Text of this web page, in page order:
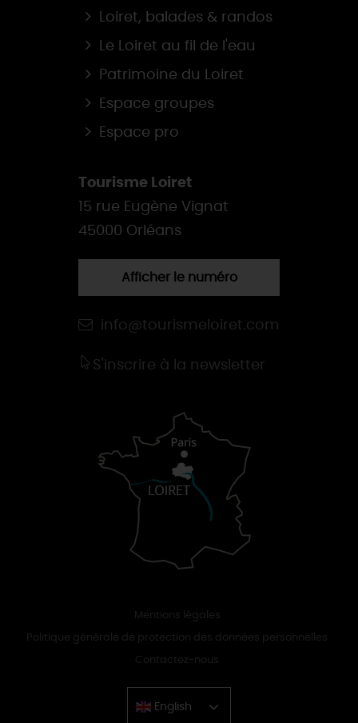
Loiret, balades & randos
Le Loiret au fil de l'eau
Patrimoine du Loiret
Espace groupes
Espace pro
Tourisme Loiret
15 rue Eugène Vignat
45000 Orléans
Afficher le numéro
info@tourismeloiret.com
S'inscrire à la newsletter
Mentions légales
Politique générale de protection des données personnelles
Contactez-nous
English